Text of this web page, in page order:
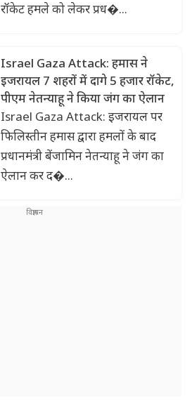
रॉकेट हमले को लेकर प्रध�...
Israel Gaza Attack: हमास ने
इजरायल 7 शहरों में दागे 5 हजार रॉकेट,
पीएम नेतन्याहू ने किया जंग का ऐलान
Israel Gaza Attack: इजरायल पर
फिलिस्तीन हमास द्वारा हमलों के बाद
प्रधानमंत्री बेंजामिन नेतन्याहू ने जंग का
ऐलान कर द�...